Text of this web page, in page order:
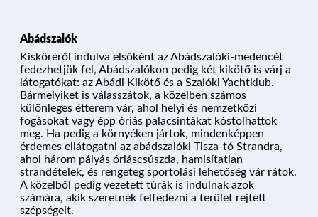
Abádszalók
Kisköréről indulva elsőként az Abádszalóki-medencét
fedezhetjük fel, Abádszalókon pedig két kikötő is várj a
látogatókat: az Abádi Kikötő és a Szalóki Yachtklub.
Bármelyiket is válasszátok, a közelben számos
különleges étterem vár, ahol helyi és nemzetközi
fogásokat vagy épp óriás palacsintákat kóstolhattok
meg. Ha pedig a környéken jártok, mindenképpen
érdemes ellátogatni az abádszalóki Tisza-tó Strandra,
ahol három pályás óriáscsúszda, hamisítatlan
strandételek, és rengeteg sportolási lehetőség vár rátok.
A közelből pedig vezetett túrák is indulnak azok
számára, akik szeretnék felfedezni a terület rejtett
szépségeit.